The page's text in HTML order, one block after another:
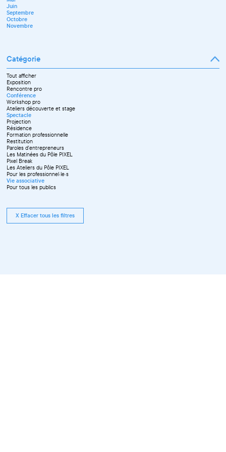
Juin
Septembre
Octobre
Novembre
Catégorie
Tout afficher
Exposition
Rencontre pro
Conférence
Workshop pro
Ateliers découverte et stage
Spectacle
Projection
Résidence
Formation professionnelle
Restitution
Paroles d'entrepreneurs
Les Matinées du Pôle PIXEL
Pixel Break
Les Ateliers du Pôle PIXEL
Pour les professionnel·le·s
Vie associative
Pour tous les publics
X Effacer tous les filtres